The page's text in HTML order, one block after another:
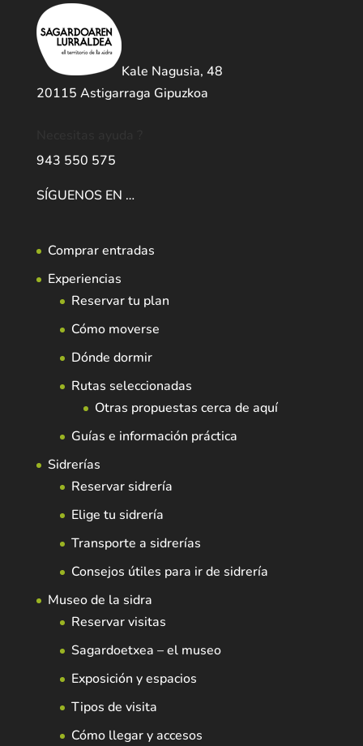
Kale Nagusia, 48
20115 Astigarraga Gipuzkoa
943 550 575
SÍGUENOS EN …
Comprar entradas
Experiencias
Reservar tu plan
Cómo moverse
Dónde dormir
Rutas seleccionadas
Otras propuestas cerca de aquí
Guías e información práctica
Sidrerías
Reservar sidrería
Elige tu sidrería
Transporte a sidrerías
Consejos útiles para ir de sidrería
Museo de la sidra
Reservar visitas
Sagardoetxea – el museo
Exposición y espacios
Tipos de visita
Cómo llegar y accesos